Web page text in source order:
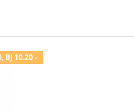
BJ 10.20 -